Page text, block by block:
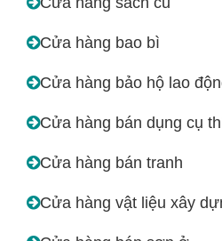
Cửa hàng bao bì
Cửa hàng bảo hộ lao
Cửa hàng bán dụng cụ
Cửa hàng bán tranh
Cửa hàng vật liệu xây